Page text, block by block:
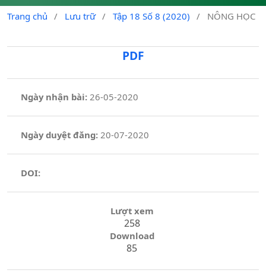
Trang chủ / Lưu trữ / Tập 18 Số 8 (2020) / NÔNG HỌC
PDF
Ngày nhận bài: 26-05-2020
Ngày duyệt đăng:20-07-2020
DOI:
Lượt xem
258
Download
85